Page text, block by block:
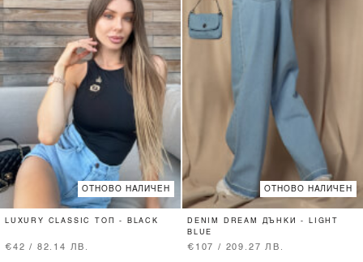
ОТНОВО НАЛИЧЕН
LUXURY CLASSIC ТОП - BLACK
€42 / 82.14 ЛВ.
ОТНОВО НАЛИЧЕН
DENIM DREAM ДЪНКИ - LIGHT
BLUE
€107 / 209.27 ЛВ.